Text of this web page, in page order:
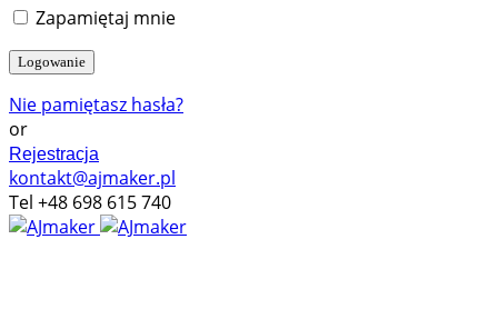
Zapamiętaj mnie
Nie pamiętasz hasła?
or
Rejestracja
kontakt@ajmaker.pl
Tel +48 698 615 740